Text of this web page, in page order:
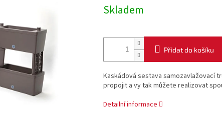
cena:
Skladem
Přidat do košíku
Kaskádová sestava samozavlažovací
propojit a vy tak můžete realizovat
Detailní informace